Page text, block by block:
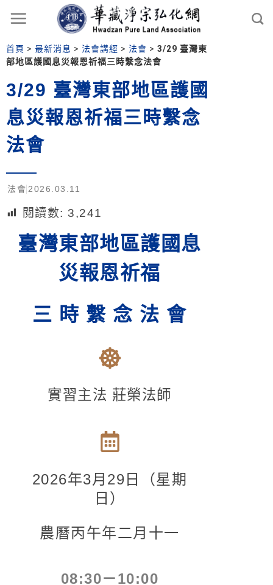
首頁 > 最新消息 > 法會講經 > 法會 > 3/29 臺灣東
部地區護國息災報恩祈福三時繫念法會
3/29 臺灣東部地區護國
息災報恩祈福三時繫念
法會
法會 2026.03.11
閱讀數: 3,241
臺灣東部地區護國息
災報恩祈福
三 時 繫 念 法 會
實習主法 莊榮法師
2026年3月29日（星期
日）
農曆丙午年二月十一
08:30－10:00